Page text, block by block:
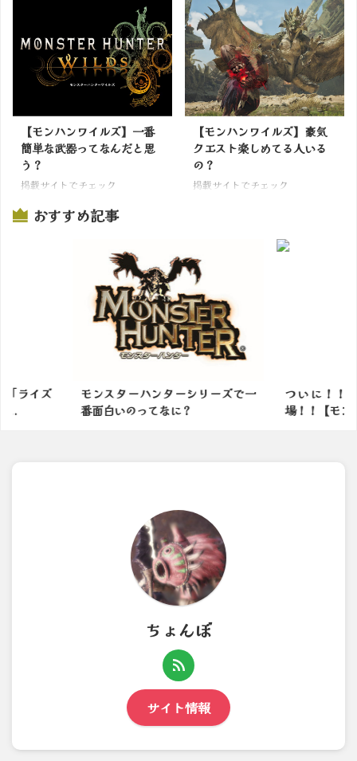
【モンハンワイルズ】一番
簡単な武器ってなんだと思
う？
掲載サイトでチェック
【モンハンワイルズ】豪気
クエスト楽しめてる人いる
の？
掲載サイトでチェック
おすすめ記事
ーズで一
ついに！！イァンクック先生登
場！！【モンハンワイルズ】
モンスタ
の余地有る
ちょんぼ
サイト情報